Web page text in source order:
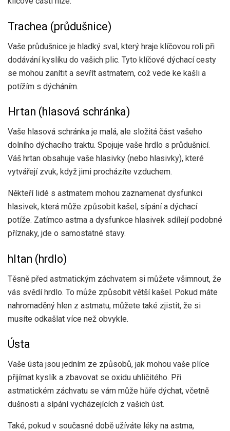
Trachea (průdušnice)
Vaše průdušnice je hladký sval, který hraje klíčovou roli při
dodávání kyslíku do vašich plic. Tyto klíčové dýchací cesty
se mohou zanítit a sevřít astmatem, což vede ke kašli a
potížím s dýcháním.
Hrtan (hlasová schránka)
Vaše hlasová schránka je malá, ale složitá část vašeho
dolního dýchacího traktu. Spojuje vaše hrdlo s průdušnicí.
Váš hrtan obsahuje vaše hlasivky (nebo hlasivky), které
vytvářejí zvuk, když jimi procházíte vzduchem.
Někteří lidé s astmatem mohou zaznamenat dysfunkci
hlasivek, která může způsobit kašel, sípání a dýchací
potíže. Zatímco astma a dysfunkce hlasivek sdílejí podobné
příznaky, jde o samostatné stavy.
hltan (hrdlo)
Těsně před astmatickým záchvatem si můžete všimnout, že
vás svědí hrdlo. To může způsobit větší kašel. Pokud máte
nahromaděný hlen z astmatu, můžete také zjistit, že si
musíte odkašlat více než obvykle.
Ústa
Vaše ústa jsou jedním ze způsobů, jak mohou vaše plíce
přijímat kyslík a zbavovat se oxidu uhličitého. Při
astmatickém záchvatu se vám může hůře dýchat, včetně
dušnosti a sípání vycházejících z vašich úst.
Také, pokud v současné době užíváte léky na astma,